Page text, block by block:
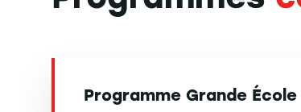
Programme Grande École